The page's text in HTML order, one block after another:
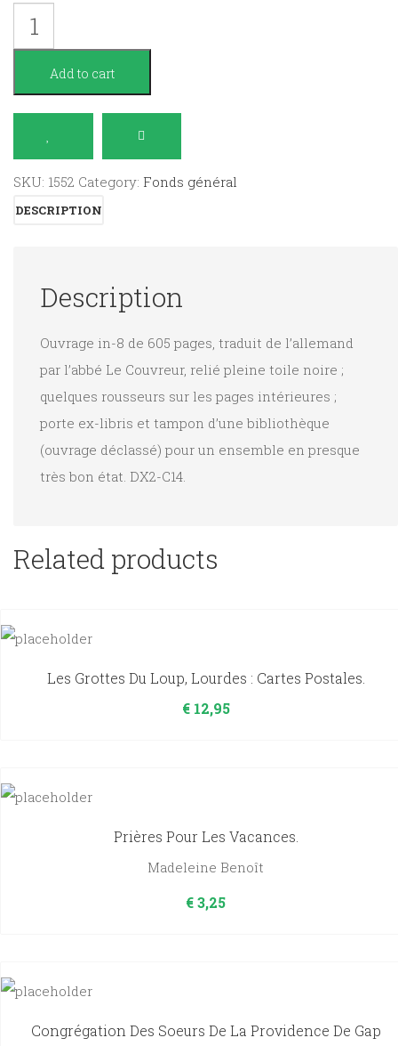
Méditations
Passion
Jésus-
Christ
quantity
Add to cart
SKU: 1552 Category: Fonds général
DESCRIPTION
Description
Ouvrage in-8 de 605 pages, traduit de l’allemand
par l’abbé Le Couvreur, relié pleine toile noire ;
quelques rousseurs sur les pages intérieures ;
porte ex-libris et tampon d’une bibliothèque
(ouvrage déclassé) pour un ensemble en presque
très bon état. DX2-C14.
Related products
Les Grottes Du Loup, Lourdes : Cartes Postales.
€12,95
Prières Pour Les Vacances.
Madeleine Benoît
€3,25
Congrégation Des Soeurs De La Providence De Gap